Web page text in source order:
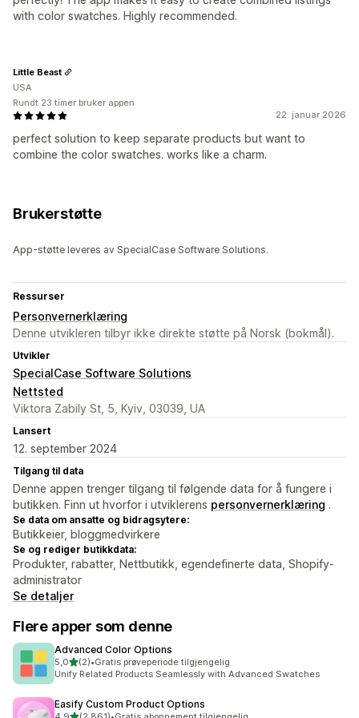
with color swatches. Highly recommended.
22. januar 2026
perfect solution to keep separate products but want to
combine the color swatches. works like a charm.
Little Beast
USA
Rundt 23 timer bruker appen
Brukerstøtte
App-støtte leveres av SpecialCase Software Solutions.
Ressurser
Personvernerklæring
Denne utvikleren tilbyr ikke direkte støtte på Norsk (bokmål).
Utvikler
SpecialCase Software Solutions
Nettsted
Viktora Zabily St, 5, Kyiv, 03039, UA
Lansert
12. september 2024
Tilgang til data
Denne appen trenger tilgang til følgende data for å fungere i
butikken. Finn ut hvorfor i utviklerens personvernerklæring .
Se data om ansatte og bidragsytere:
Butikkeier, bloggmedvirkere
Se og rediger butikkdata:
Produkter, rabatter, Nettbutikk, egendefinerte data, Shopify-
administrator
Se detaljer
Flere apper som denne
Advanced Color Options
5,0av 5 stjerner
(2)
Totalt 2 omtaler
•Gratis prøveperiode tilgjengelig
Unify Related Products Seamlessly with Advanced Swatches
Easify Custom Product Options